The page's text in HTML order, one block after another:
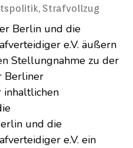
, Strafvollzug
Berlin und die
e.V. äußern
Stellungnahme zu der
Berliner
inhaltlichen
und die
e.V. ein